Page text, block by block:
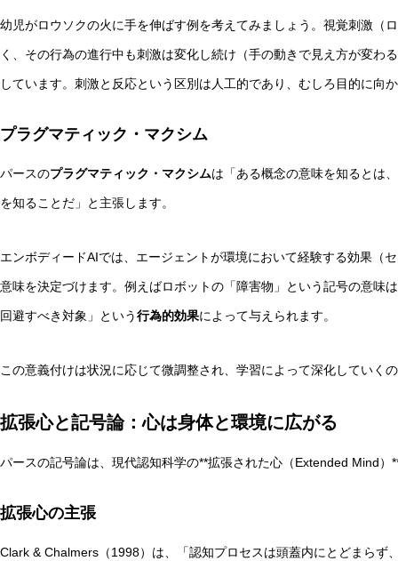
幼児がロウソクの火に手を伸ばす例を考えてみましょう。視覚刺激（
く、その行為の進行中も刺激は変化し続け（手の動きで見え方が変わ
しています。刺激と反応という区別は人工的であり、むしろ目的に向
プラグマティック・マクシム
パースのプラグマティック・マクシムは「ある概念の意味を知るとは
を知ることだ」と主張します。
エンボディードAIでは、エージェントが環境において経験する効果（
意味を決定づけます。例えばロボットの「障害物」という記号の意味
回避すべき対象」という行為的効果によって与えられます。
この意義付けは状況に応じて微調整され、学習によって深化していく
拡張心と記号論：心は身体と環境に広がる
パースの記号論は、現代認知科学の**拡張された心（Extended Mind
拡張心の主張
Clark & Chalmers（1998）は、「認知プロセスは頭蓋内にとどまらず